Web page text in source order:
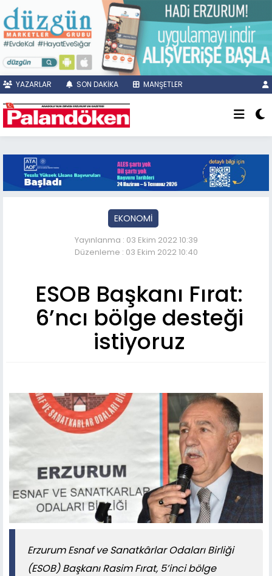
YAZARLAR SON DAKİKA MANŞETLER
EKONOMİ
Yayınlanma : 03 Ekim 2022 10:39
Düzenleme : 03 Ekim 2022 10:40
ESOB Başkanı Fırat:
6’ncı bölge desteği
istiyoruz
Erzurum Esnaf ve Sanatkârlar Odaları Birliği
(ESOB) Başkanı Rasim Fırat, 5’inci bölge